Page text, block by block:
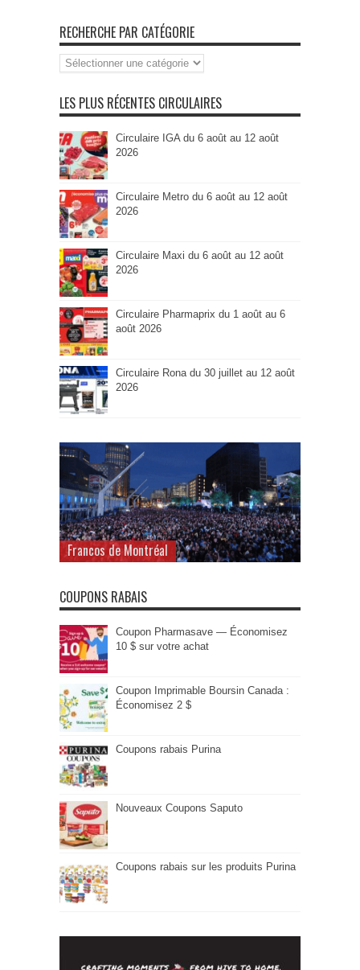
RECHERCHE PAR CATÉGORIE
Recherche
par
LES PLUS RÉCENTES CIRCULAIRES
Circulaire IGA du 6 août au 12 août
2026
Circulaire Metro du 6 août au 12 août
2026
Circulaire Maxi du 6 août au 12 août
2026
Circulaire Pharmaprix du 1 août au 6
août 2026
Circulaire Rona du 30 juillet au 12 août
2026
Francos de Montréal
COUPONS RABAIS
Coupon Pharmasave — Économisez
10 $ sur votre achat
Coupon Imprimable Boursin Canada :
Économisez 2 $
Coupons rabais Purina
Nouveaux Coupons Saputo
Coupons rabais sur les produits Purina